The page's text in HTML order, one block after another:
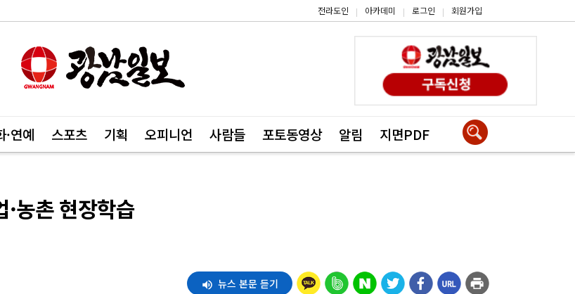
전라도인 | 아카데미 | 로그인 | 회원가입
·연예 스포츠 기획 오피니언 사람들 포토동영상 알림 지면PDF
농촌 현장학습
뉴스 본문 듣기